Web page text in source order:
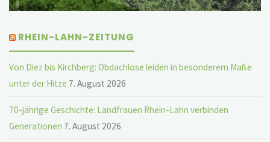
RHEIN-LAHN-ZEITUNG
Von Diez bis Kirchberg: Obdachlose leiden in besonderem Maße
unter der Hitze 7. August 2026
70-jährige Geschichte: Landfrauen Rhein-Lahn verbinden
Generationen 7. August 2026